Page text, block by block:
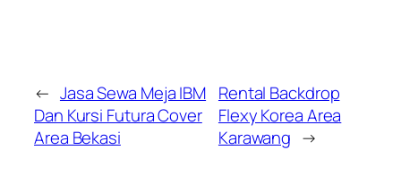
← Jasa Sewa Meja IBM
Dan Kursi Futura Cover
Area Bekasi
Rental Backdrop
Flexy Korea Area
Karawang →